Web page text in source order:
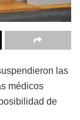
las
médicos
de